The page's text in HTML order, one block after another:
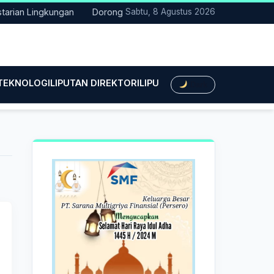
Lingkungan Dorong Transisi Energi di NTT, PLN UPK
Sabtu, 8 Agustus 2026
LIPUTAN DIREKTORILIPUTAN HUKUMLIPUTAN